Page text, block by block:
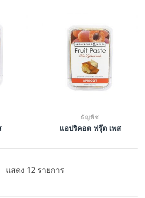
ธัญพืช
แอปริคอต ฟรุ๊ต เพส
แสดง 12 รายการ